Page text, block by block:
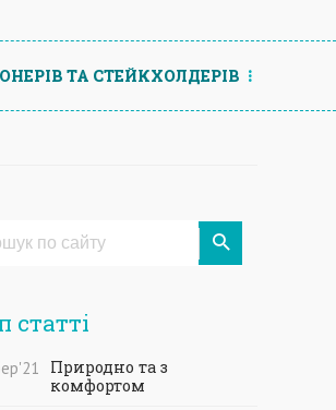
ТА СТЕЙКХОЛДЕРIВ
статті
'21
Природно та з
комфортом